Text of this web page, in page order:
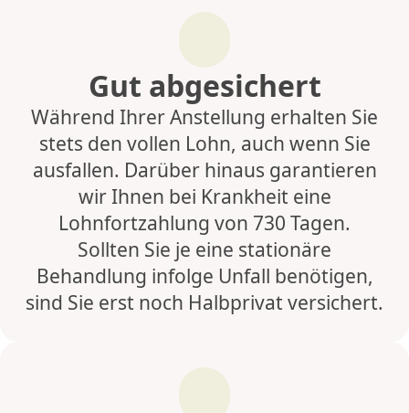
Gut abgesichert
Während Ihrer Anstellung erhalten Sie
stets den vollen Lohn, auch wenn Sie
ausfallen. Darüber hinaus garantieren
wir Ihnen bei Krankheit eine
Lohnfortzahlung von 730 Tagen.
Sollten Sie je eine stationäre
Behandlung infolge Unfall benötigen,
sind Sie erst noch Halbprivat versichert.